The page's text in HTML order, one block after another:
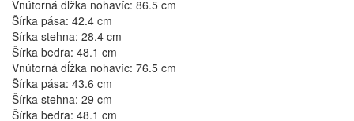
Vnútorná dĺžka nohavíc: 86.5 cm
Šírka pása: 42.4 cm
Šírka stehna: 28.4 cm
Šírka bedra: 48.1 cm
Vnútorná dĺžka nohavíc: 76.5 cm
Šírka pása: 43.6 cm
Šírka stehna: 29 cm
Šírka bedra: 48.1 cm